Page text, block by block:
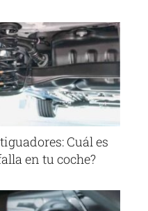
Cuál es
en tu coche?